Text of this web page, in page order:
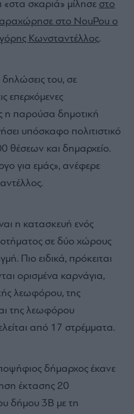
«στα σκαριά» μίλησε στο
στο NouPou ο
Κωνσταντέλλος.
δηλώσεις του, σε
επερχόμενες
η παρούσα δημοτική
υπόσκαφο πολιτιστικό
θέσεων και δημαρχείο.
για εμάς», ανέφερε
η κατασκευή ενός
σε δύο χώρους
Πιο ειδικά, πρόκειται
ορισμένα καρνάγια,
λεωφόρου, της
της λεωφόρου
από 17 στρέμματα.
δήμαρχος έκανε
έκτασης 20
δήμου 3Β με τη